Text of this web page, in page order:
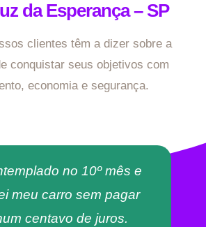
da Esperança – SP
clientes têm a dizer sobre a
conquistar seus objetivos com
economia e segurança.
no 10º mês e
meu carro sem pagar
centavo de juros.